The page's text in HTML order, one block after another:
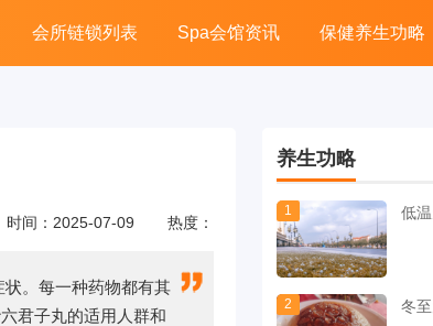
会所链锁列表 Spa会馆资讯 保健养生功略
时间：2025-07-09 热度：
。每一种药物都有其
君子丸的适用人群和
养生功略
1 低
2 冬